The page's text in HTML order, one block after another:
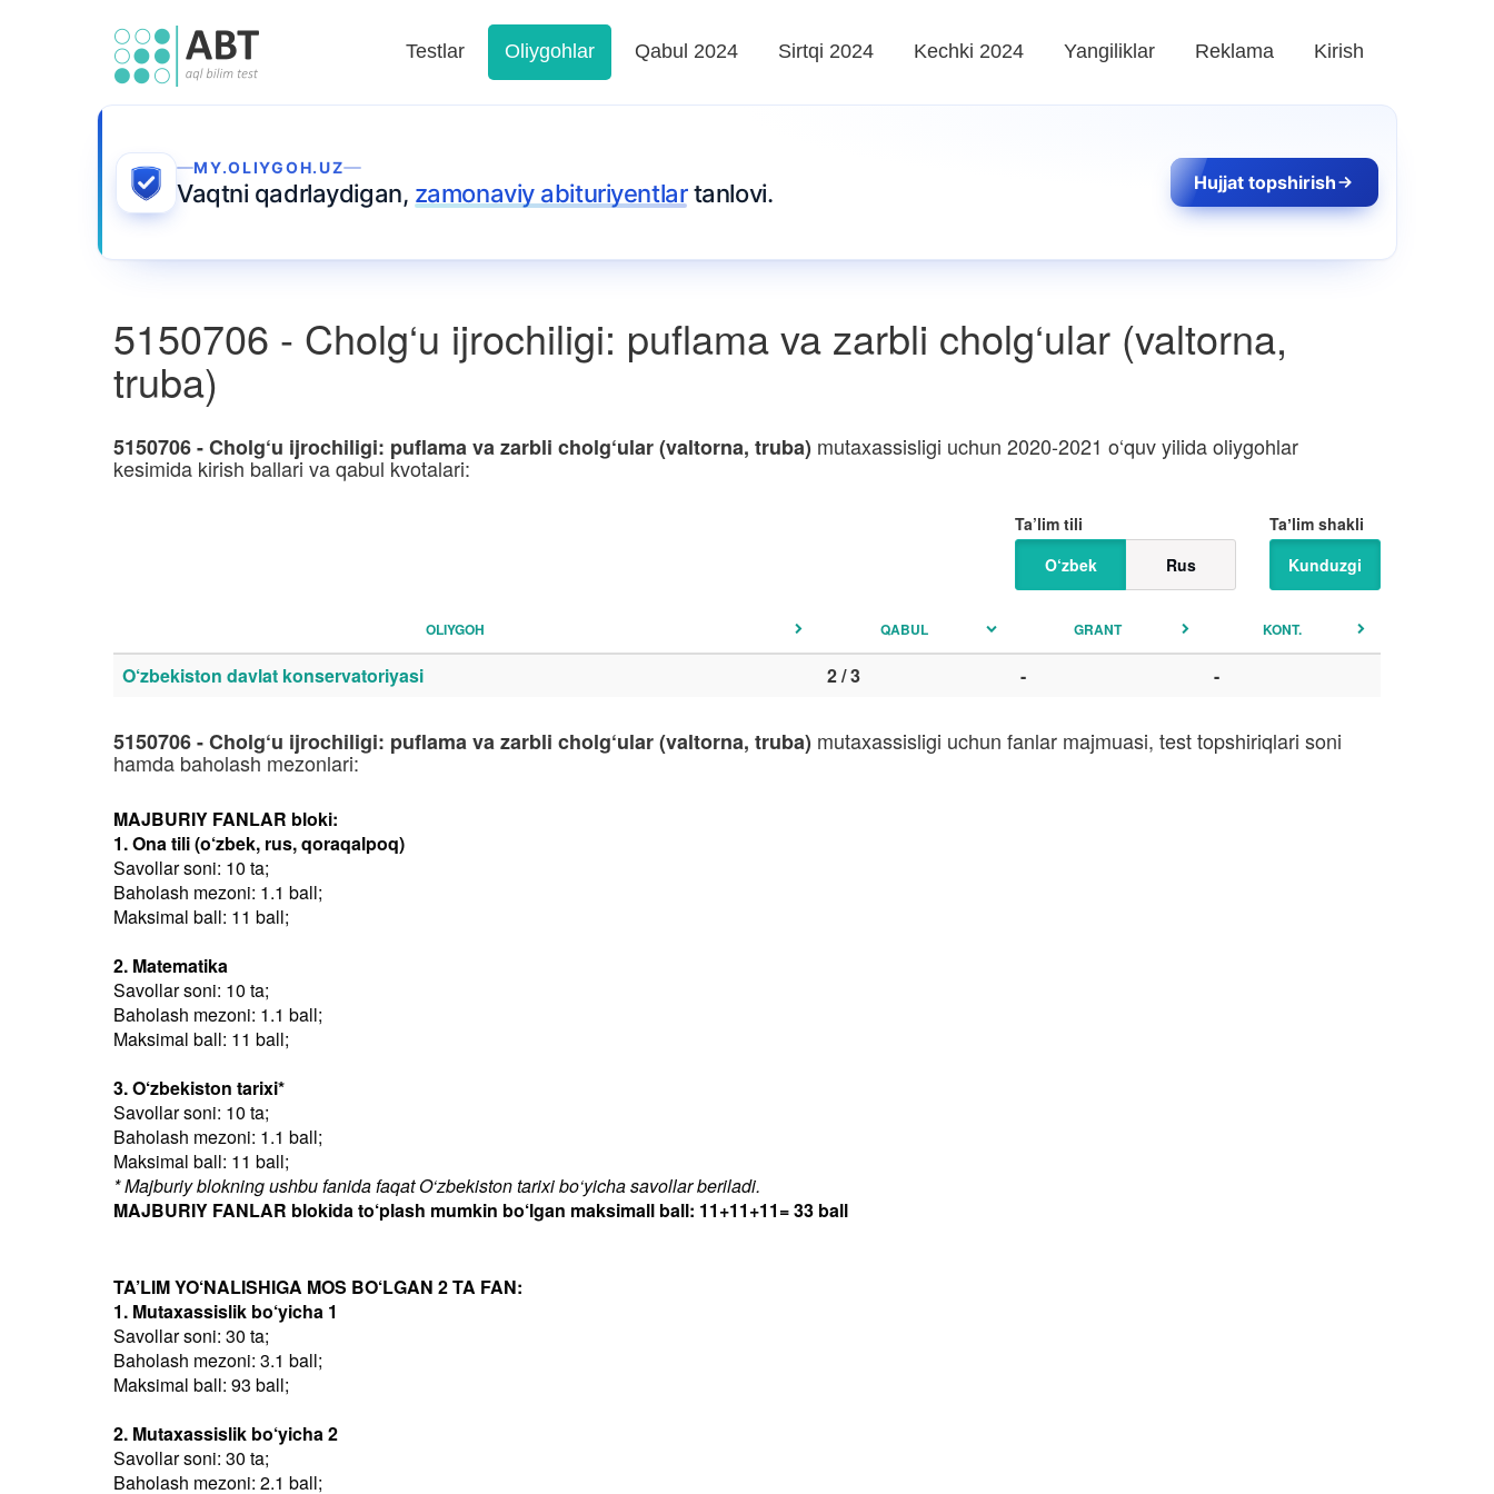
Testlar Oliygohlar Qabul 2024 Sirtqi 2024 Kechki 2024 Yangiliklar Reklama Kirish
MY.OLIYGOH.UZ
Vaqtni qadrlaydigan, zamonaviy abituriyentlartanlovi. Hujjat topshirish
5150706 - Cholg‘u ijrochiligi: puflama va zarbli cholg‘ular (valtorna,
truba)
5150706 - Cholg‘u ijrochiligi: puflama va zarbli cholg‘ular (valtorna, truba) mutaxassisligi uchun 2020-2021 o‘quv yilida oliygohlar
kesimida kirish ballari va qabul kvotalari:
Taʼlim shakli
Kunduzgi
Ta’lim tili
O‘zbek
Rus
OLIYGOH QABUL GRANT KONT.
O‘zbekiston davlat konservatoriyasi 2 / 3 - -
5150706 - Cholg‘u ijrochiligi: puflama va zarbli cholg‘ular (valtorna, truba) mutaxassisligi uchun fanlar majmuasi, test topshiriqlari soni
hamda baholash mezonlari:
MAJBURIY FANLAR bloki:
1. Ona tili (o‘zbek, rus, qoraqalpoq)
Savollar soni: 10 ta;
Baholash mezoni: 1.1 ball;
Maksimal ball: 11 ball;
2. Matematika
Savollar soni: 10 ta;
Baholash mezoni: 1.1 ball;
Maksimal ball: 11 ball;
3. O‘zbekiston tarixi*
Savollar soni: 10 ta;
Baholash mezoni: 1.1 ball;
Maksimal ball: 11 ball;
* Majburiy blokning ushbu fanida faqat O‘zbekiston tarixi bo‘yicha savollar beriladi.
MAJBURIY FANLAR blokida to‘plash mumkin bo‘lgan maksimall ball: 11+11+11= 33 ball
TA’LIM YO‘NALISHIGA MOS BO‘LGAN 2 TA FAN:
1. Mutaxassislik bo‘yicha 1
Savollar soni: 30 ta;
Baholash mezoni: 3.1 ball;
Maksimal ball: 93 ball;
2. Mutaxassislik bo‘yicha 2
Savollar soni: 30 ta;
Baholash mezoni: 2.1 ball;